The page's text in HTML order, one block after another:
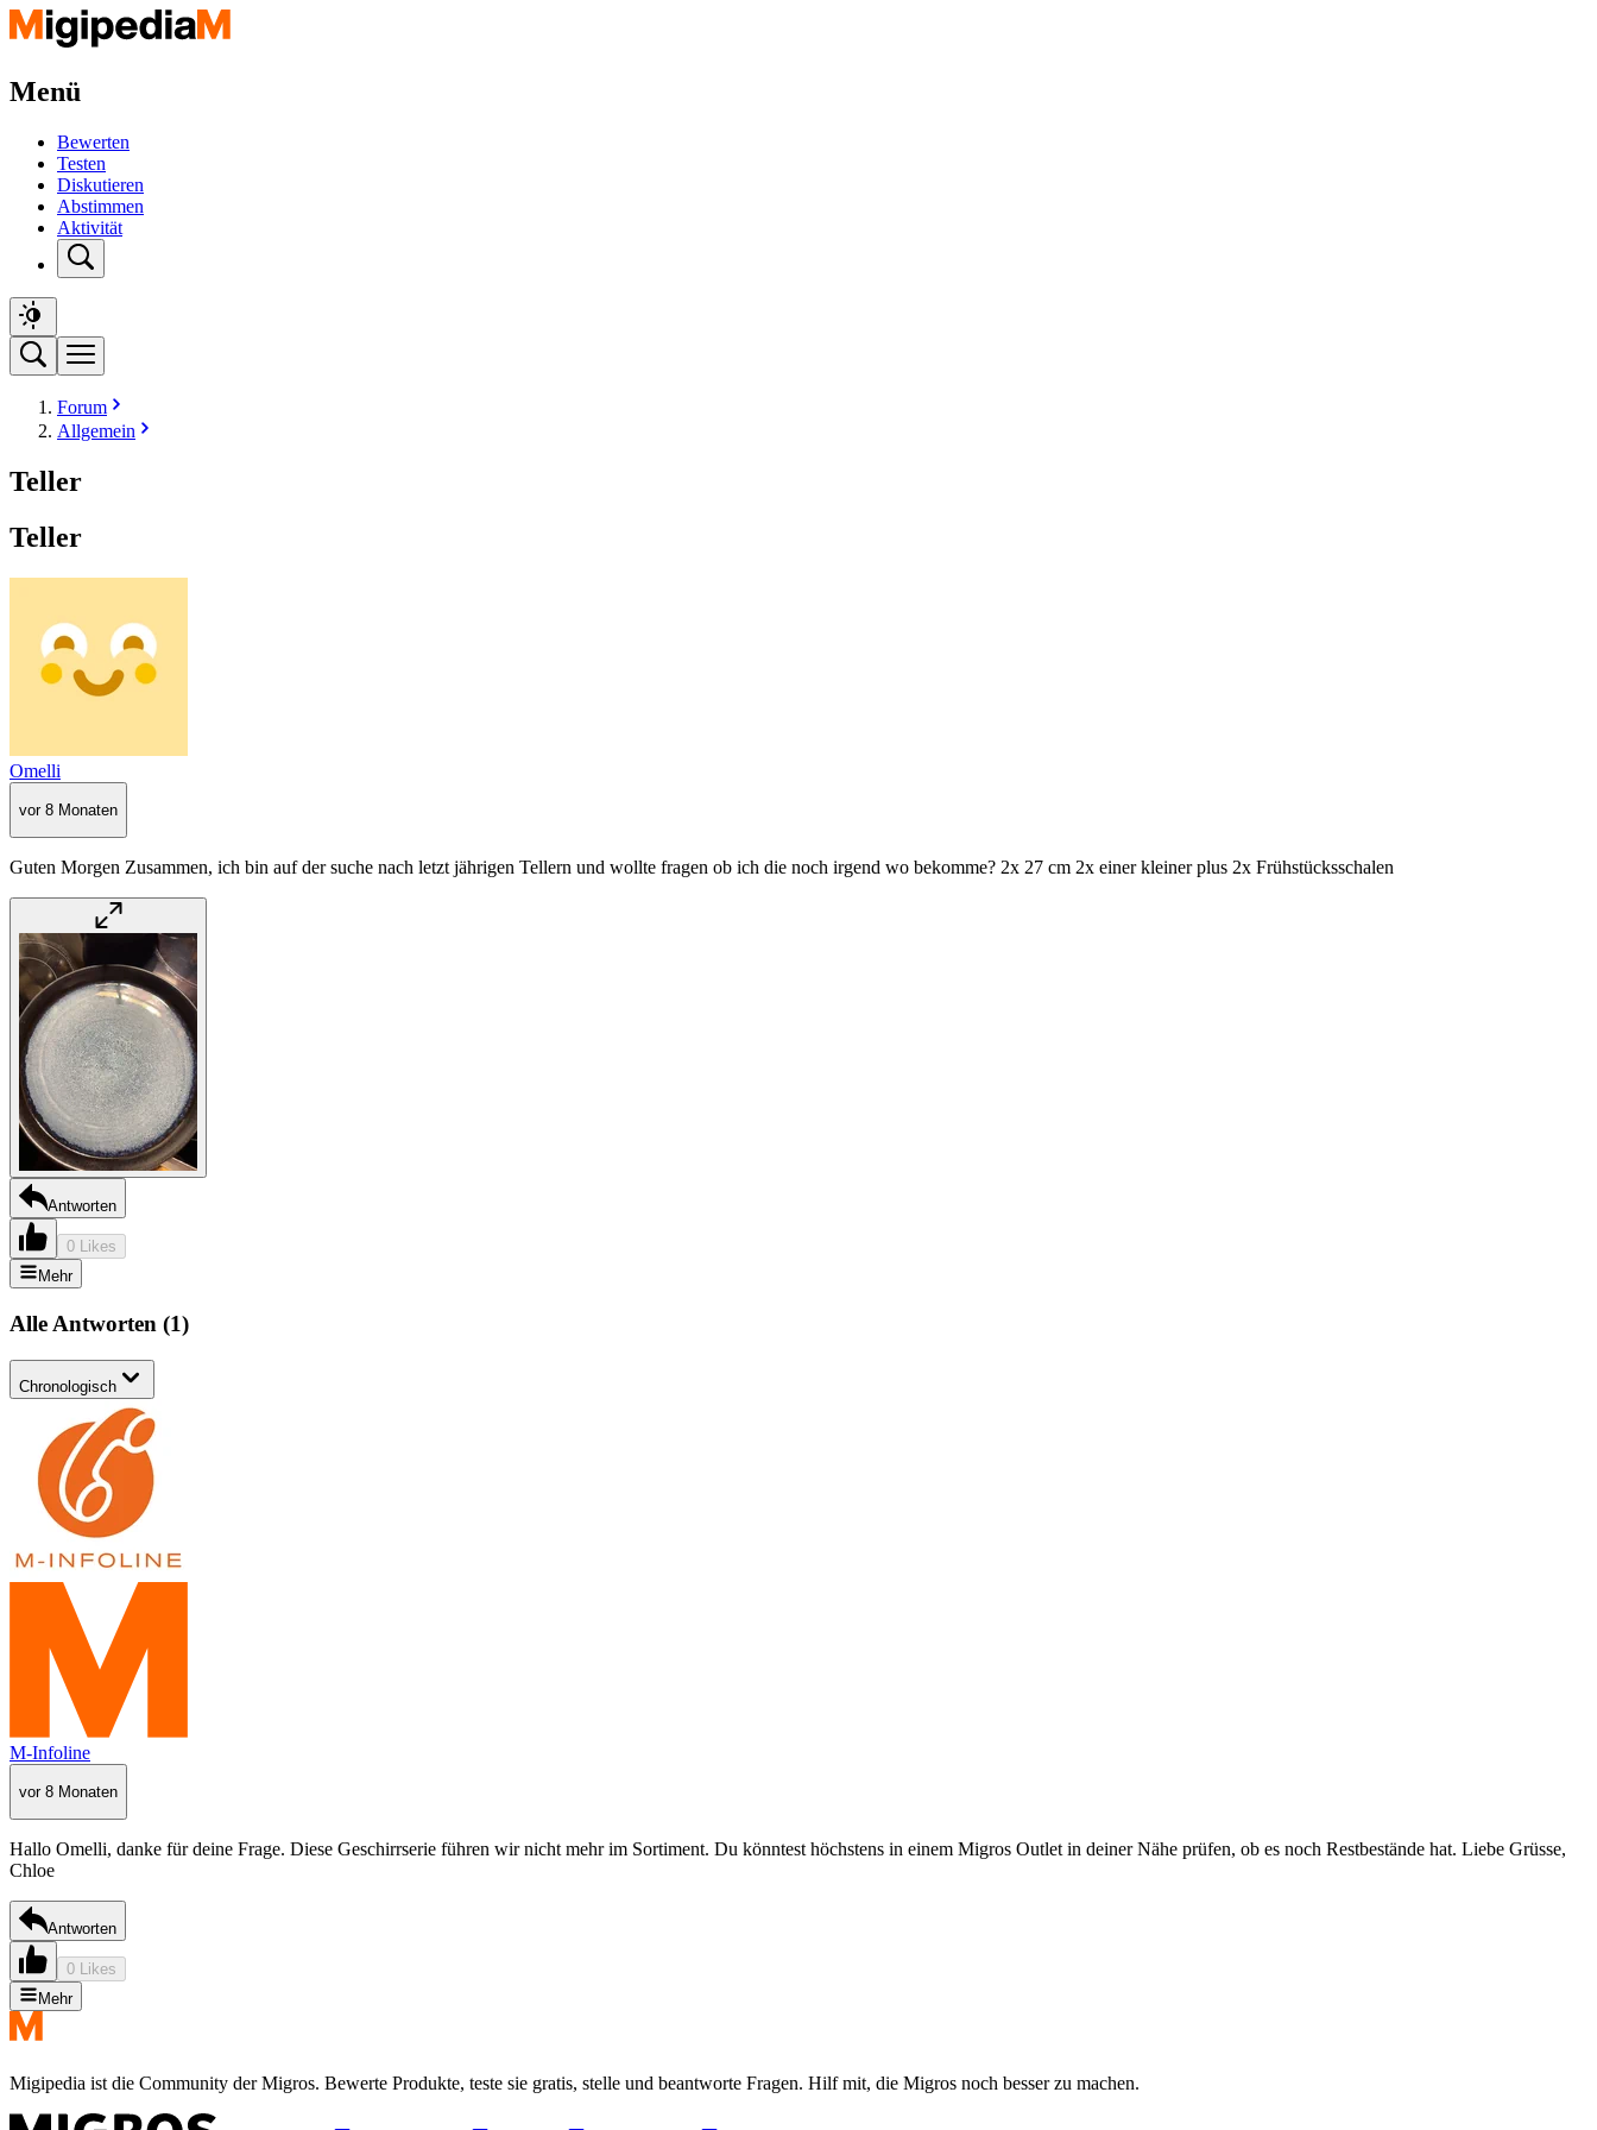
Menü
Bewerten
Testen
Diskutieren
Abstimmen
Aktivität
Forum
Allgemein
Teller
Teller
Omelli
vor 8 Monaten
Guten Morgen Zusammen, ich bin auf der suche nach letzt jährigen Tellern und wollte fragen ob ich die noch irgend wo bekomme? 2x 27 cm 2x einer kleiner plus 2x Frühstücksschalen
Antworten
0 Likes
Mehr
Alle Antworten (1)
Chronologisch
M-Infoline
vor 8 Monaten
Hallo Omelli, danke für deine Frage. Diese Geschirrserie führen wir nicht mehr im Sortiment. Du könntest höchstens in einem Migros Outlet in deiner Nähe prüfen, ob es noch Restbestände hat. Liebe Grüsse,
Chloe
Antworten
0 Likes
Mehr
Migipedia ist die Community der Migros. Bewerte Produkte, teste sie gratis, stelle und beantworte Fragen. Hilf mit, die Migros noch besser zu machen.